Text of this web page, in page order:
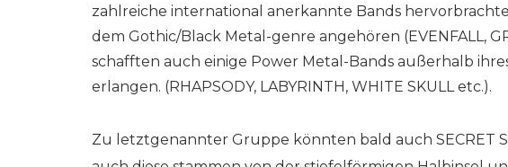
zahlreiche international anerkannte Bands
dem Gothic/Black Metal-genre angehören (EVENFALL,
schafften auch einige Power Metal-Bands außerhalb
erlangen. (RHAPSODY, LABYRINTH, WHITE SKULL etc.).
Zu letztgenannter Gruppe könnten bald auch SECRET